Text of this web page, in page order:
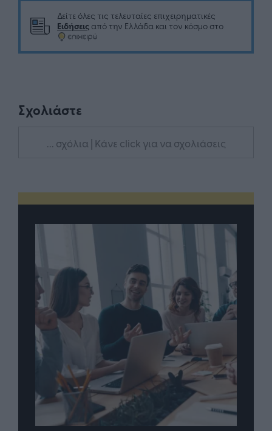
Δείτε όλες τις τελευταίες επιχειρηματικές
Ειδήσεις από την Ελλάδα και τον κόσμο στο
Σχολιάστε
... σχόλια | Κάνε click για να σχολιάσεις